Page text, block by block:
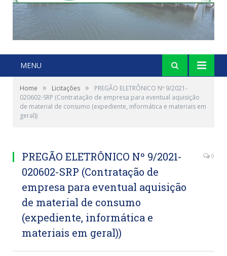
MENU
Home » Licitações »
PREGÃO ELETRÔNICO Nº 9/2021-
020602-SRP (Contratação de empresa para eventual aquisição
de material de consumo (expediente, informática e materiais em
geral))
PREGÃO ELETRÔNICO Nº 9/2021-
020602-SRP (Contratação de
empresa para eventual aquisição
de material de consumo
(expediente, informática e
materiais em geral))
0